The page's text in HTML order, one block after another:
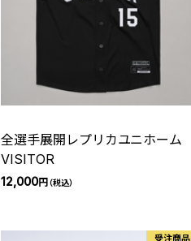
全選手展開レプリカユニホーム
VISITOR
12,000円（税込）